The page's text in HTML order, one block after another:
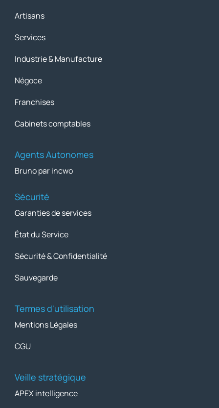
Artisans
Services
Industrie & Manufacture
Négoce
Franchises
Cabinets comptables
Agents Autonomes
Bruno par incwo
Sécurité
Garanties de services
État du Service
Sécurité & Confidentialité
Sauvegarde
Termes d'utilisation
Mentions Légales
CGU
Veille stratégique
APEX intelligence